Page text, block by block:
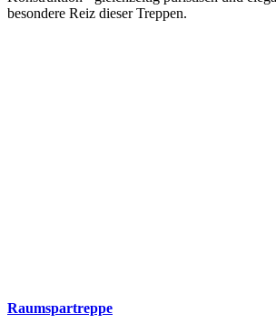
besondere Reiz dieser Treppen.
Raumspartreppe